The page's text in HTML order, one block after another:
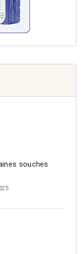
souches